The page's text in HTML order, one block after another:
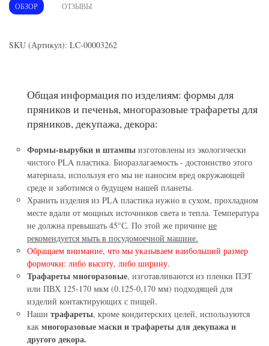
ОБЗОР ОТЗЫВЫ
SKU (Артикул): LC-00003262
Общая информация по изделиям: формы для
пряников и печенья, многоразовые трафареты для
пряников, декупажа, декора:
Формы-вырубки и штампы изготовлены из экологически
чистого PLA пластика. Биоразлагаемость - достоинство этого
материала, используя его мы не наносим вред окружающей
среде и заботимся о будущем нашей планеты.
Хранить изделия из PLA пластика нужно в сухом, прохладном
месте вдали от мощных источников света и тепла. Температура
не должна превышать 45°С. По этой же причине не
рекомендуется мыть в посудомоечной машине.
Обращаем внимание, что мы указываем наибольший размер
формочки: либо высоту, либо ширину.
Трафареты многоразовые, изготавливаются из пленки ПЭТ
или ПВХ 125-170 мкм (0.125-0,170 мм) подходящей для
изделий контактирующих с пищей.
Наши трафареты, кроме кондитерских целей, используются
как многоразовые маски и трафареты для декупажа и
другого декора.